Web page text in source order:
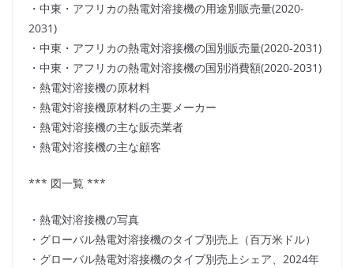
・中東・アフリカの熱電対溶接機の用途別販売量(2020-
2031)
・中東・アフリカの熱電対溶接機の国別販売量(2020-2031)
・中東・アフリカの熱電対溶接機の国別消費額(2020-2031)
・熱電対溶接機の原材料
・熱電対溶接機原材料の主要メーカー
・熱電対溶接機の主な販売業者
・熱電対溶接機の主な顧客
*** 図一覧 ***
・熱電対溶接機の写真
・グローバル熱電対溶接機のタイプ別売上（百万米ドル）
・グローバル熱電対溶接機のタイプ別売上シェア、2024年